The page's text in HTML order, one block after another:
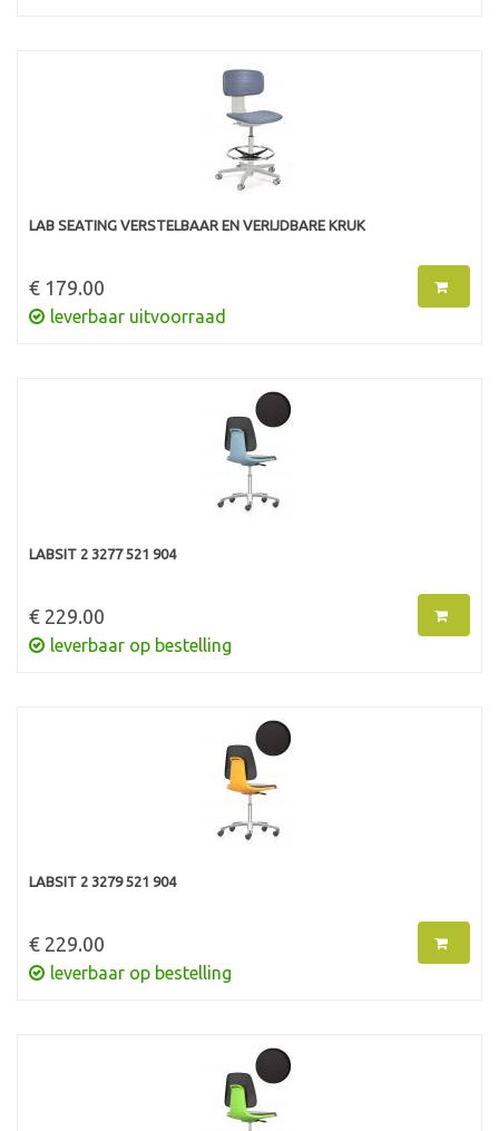
LAB SEATING VERSTELBAAR EN VERIJDBARE KRUK
€ 179.00
leverbaar uitvoorraad
LABSIT 2 3277 521 904
€ 229.00
leverbaar op bestelling
LABSIT 2 3279 521 904
€ 229.00
leverbaar op bestelling